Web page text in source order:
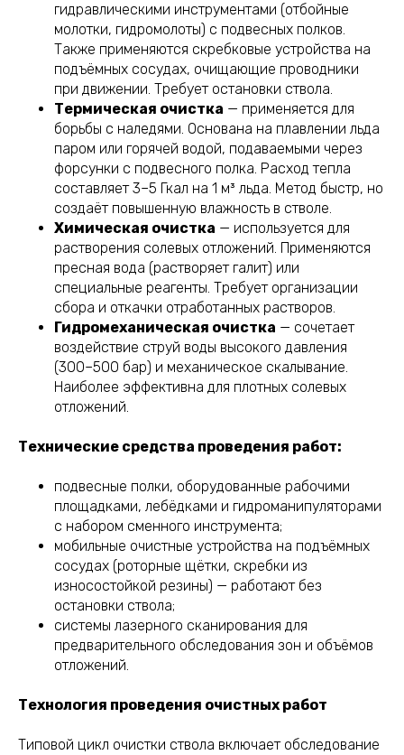
гидравлическими инструментами (отбойные
молотки, гидромолоты) с подвесных полков.
Также применяются скребковые устройства на
подъёмных сосудах, очищающие проводники
при движении. Требует остановки ствола.
Термическая очистка — применяется для
борьбы с наледями. Основана на плавлении льда
паром или горячей водой, подаваемыми через
форсунки с подвесного полка. Расход тепла
составляет 3–5 Гкал на 1 м³ льда. Метод быстр, но
создаёт повышенную влажность в стволе.
Химическая очистка — используется для
растворения солевых отложений. Применяются
пресная вода (растворяет галит) или
специальные реагенты. Требует организации
сбора и откачки отработанных растворов.
Гидромеханическая очистка — сочетает
воздействие струй воды высокого давления
(300–500 бар) и механическое скалывание.
Наиболее эффективна для плотных солевых
отложений.
Технические средства проведения работ:
подвесные полки, оборудованные рабочими
площадками, лебёдками и гидроманипуляторами
с набором сменного инструмента;
мобильные очистные устройства на подъёмных
сосудах (роторные щётки, скребки из
износостойкой резины) — работают без
остановки ствола;
системы лазерного сканирования для
предварительного обследования зон и объёмов
отложений.
Технология проведения очистных работ
Типовой цикл очистки ствола включает обследование